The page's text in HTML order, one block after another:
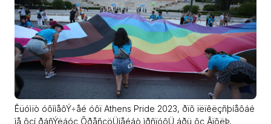
Êüóìïò óõììåôÝ÷åé óôï Athens Pride 2023, ðïõ ïëïêëçñþíåôáé
ìå ôçí ðáñÝëáóç ÕðåñçöÜíåéáò ìðñïóôÜ áðü ôç ÂïõëÞ,